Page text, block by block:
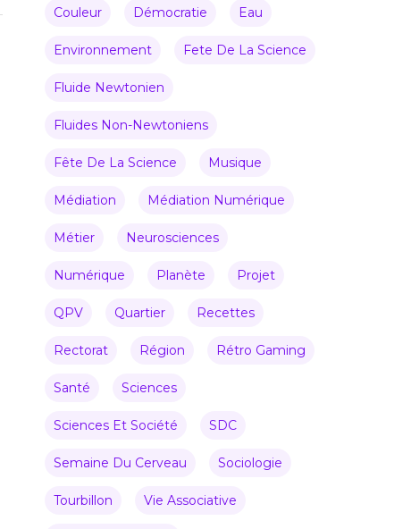
Couleur Démocratie Eau
Environnement Fete De La Science
Fluide Newtonien
Fluides Non-Newtoniens
Fête De La Science Musique
Médiation Médiation Numérique
Métier Neurosciences
Numérique Planète Projet
QPV Quartier Recettes
Rectorat Région Rétro Gaming
Santé Sciences
Sciences Et Société SDC
Semaine Du Cerveau Sociologie
Tourbillon Vie Associative